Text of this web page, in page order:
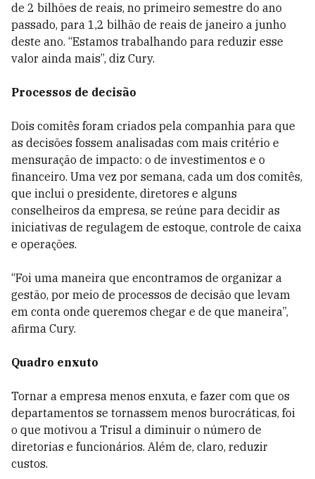
de 2 bilhões de reais, no primeiro semestre do ano
passado, para 1,2 bilhão de reais de janeiro a junho
deste ano. “Estamos trabalhando para reduzir esse
valor ainda mais”, diz Cury.
Processos de decisão
Dois comitês foram criados pela companhia para que
as decisões fossem analisadas com mais critério e
mensuração de impacto: o de investimentos e o
financeiro. Uma vez por semana, cada um dos comitês,
que inclui o presidente, diretores e alguns
conselheiros da empresa, se reúne para decidir as
iniciativas de regulagem de estoque, controle de caixa
e operações.
“Foi uma maneira que encontramos de organizar a
gestão, por meio de processos de decisão que levam
em conta onde queremos chegar e de que maneira”,
afirma Cury.
Quadro enxuto
Tornar a empresa menos enxuta, e fazer com que os
departamentos se tornassem menos burocráticas, foi
o que motivou a Trisul a diminuir o número de
diretorias e funcionários. Além de, claro, reduzir
custos.